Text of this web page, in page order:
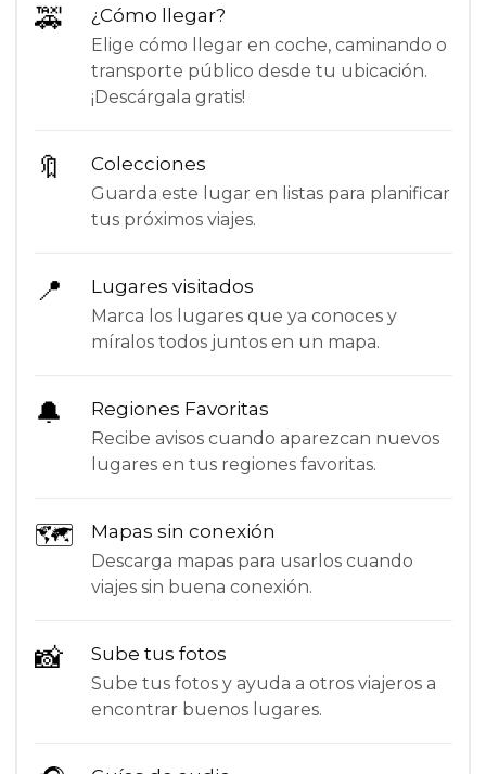
🚕 ¿Cómo llegar?
Elige cómo llegar en coche, caminando o
transporte público desde tu ubicación.
¡Descárgala gratis!
🔖 Colecciones
Guarda este lugar en listas para planificar
tus próximos viajes.
📍 Lugares visitados
Marca los lugares que ya conoces y
míralos todos juntos en un mapa.
🔔 Regiones Favoritas
Recibe avisos cuando aparezcan nuevos
lugares en tus regiones favoritas.
🗺 Mapas sin conexión
Descarga mapas para usarlos cuando
viajes sin buena conexión.
📸 Sube tus fotos
Sube tus fotos y ayuda a otros viajeros a
encontrar buenos lugares.